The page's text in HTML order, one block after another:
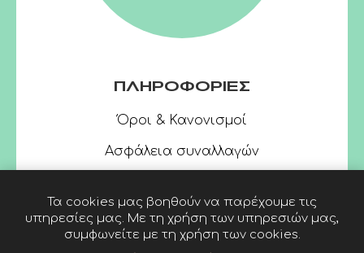
ΠΛΗΡΟΦΟΡΙΕΣ
Όροι & Κανονισμοί
Ασφάλεια συναλλαγών
Τα cookies μας βοηθούν να παρέχουμε τις
υπηρεσίες μας. Με τη χρήση των υπηρεσιών μας,
συμφωνείτε με τη χρήση των cookies.